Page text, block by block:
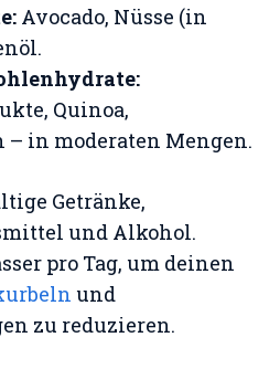
Avocado, Nüsse (in
Quinoa,
in moderaten Mengen.
Getränke,
und Alkohol.
pro Tag, um deinen
und
zu reduzieren.